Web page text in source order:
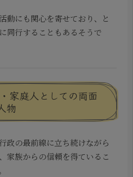
動にも関心を寄せており、と
同行することもあるそうで
家庭人としての両面
物
政の最前線に立ち続けながら
家族からの信頼を得ているこ